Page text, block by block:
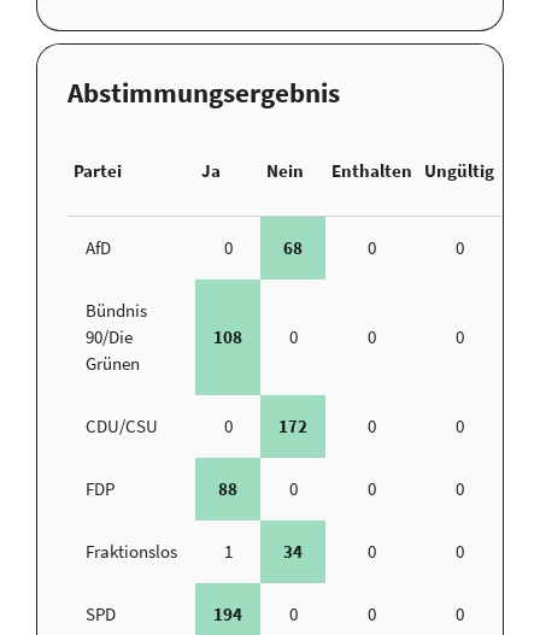
Abstimmungsergebnis
Partei Ja Nein Enthalten Ungültig
AfD 0 68 0 0
Bündnis
90/Die
Grünen
108 0 0 0
CDU/CSU 0 172 0 0
FDP 88 0 0 0
Fraktionslos 1 34 0 0
SPD 194 0 0 0